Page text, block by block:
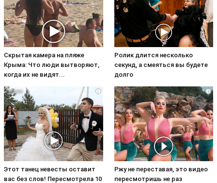
Скрытая камера на пляже
Крыма: Что люди вытворяют,
когда их не видят...
Ролик длится несколько
секунд, а смеяться вы будете
долго
i
Этот танец невесты оставит
вас без слов! Пересмотрела 10
i
Ржу не переставая, это видео
пересмотришь не раз